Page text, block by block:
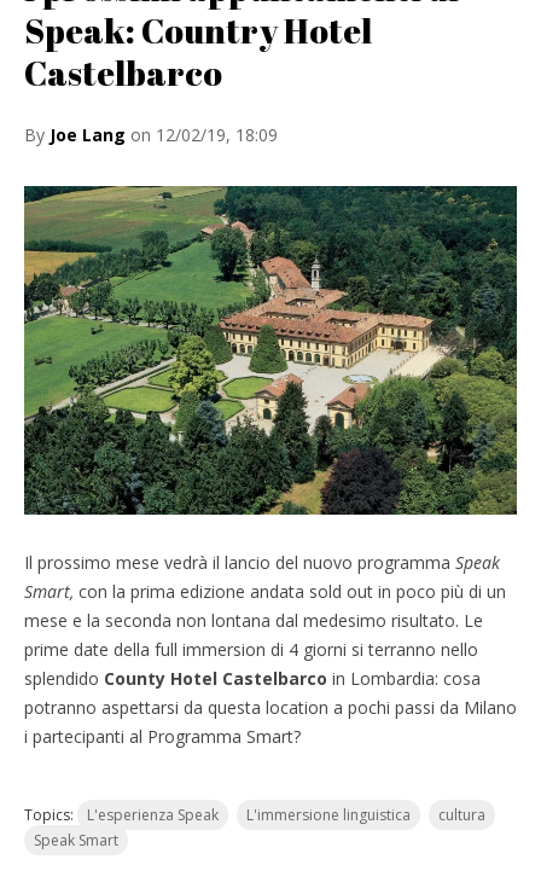
Speak: Country Hotel
Castelbarco
By Joe Lang on 12/02/19, 18:09
Il prossimo mese vedrà il lancio del nuovo programma Speak
Smart, con la prima edizione andata sold out in poco più di un
mese e la seconda non lontana dal medesimo risultato. Le
prime date della full immersion di 4 giorni si terranno nello
splendido County Hotel Castelbarco in Lombardia: cosa
potranno aspettarsi da questa location a pochi passi da Milano
i partecipanti al Programma Smart?
Topics: L'esperienza Speak L'immersione linguistica
cultura
Speak Smart